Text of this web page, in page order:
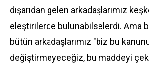
dışarıdan gelen arkadaşlarımız
eleştirilerde bulunabilselerdi. Ama
bütün arkadaşlarımız "biz bu
değiştirmeyeceğiz, bu maddeyi